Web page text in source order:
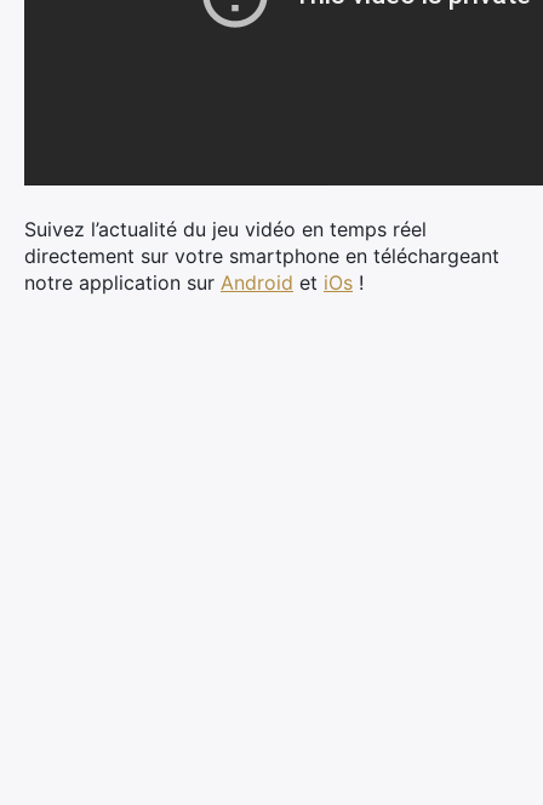
Suivez l’actualité du jeu vidéo en temps réel
directement sur votre smartphone en téléchargeant
notre application sur Android et iOs !